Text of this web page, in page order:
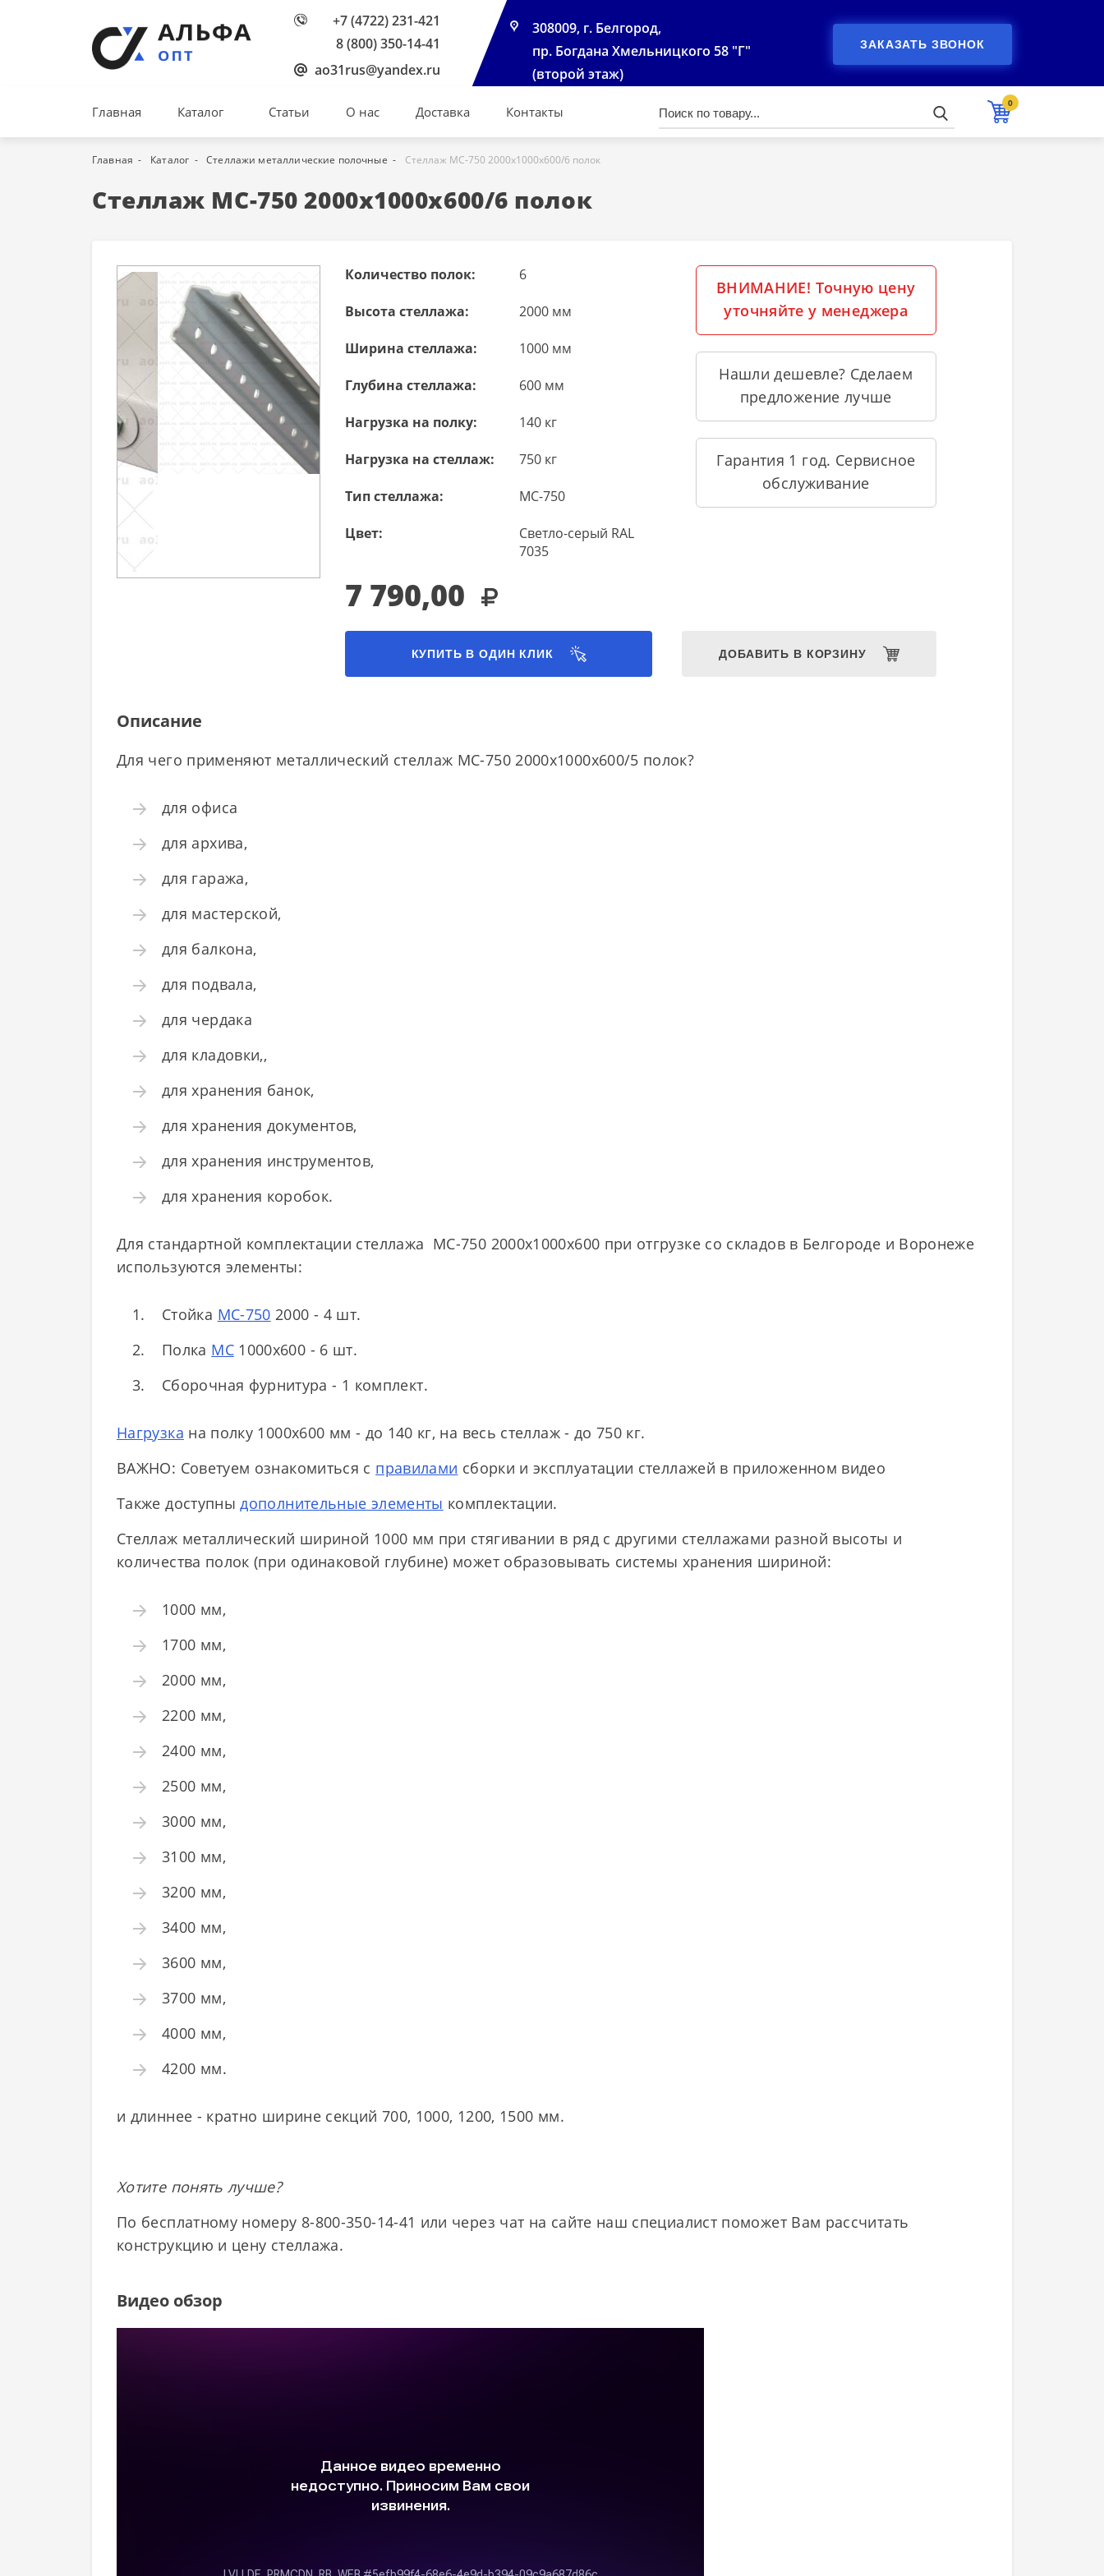
+7 (4722) 231-421
8 (800) 350-14-41
ao31rus@yandex.ru
308009, г. Белгород,
пр. Богдана Хмельницкого 58 "Г"
(второй этаж)
ЗАКАЗАТЬ ЗВОНОК
Главная Каталог Статьи О нас Доставка Контакты
0
Главная Каталог Стеллажи металлические полочные Стеллаж МС-750 2000х1000х600/6 полок
Стеллаж МС-750 2000х1000х600/6 полок
Количество полок: 6
Высота стеллажа: 2000 мм
Ширина стеллажа: 1000 мм
Глубина стеллажа: 600 мм
Нагрузка на полку: 140 кг
Нагрузка на стеллаж: 750 кг
Тип стеллажа: МС-750
Цвет:
Светло-серый RAL
7035
7 790,00
ВНИМАНИЕ! Точную цену
уточняйте у менеджера
Нашли дешевле? Сделаем
предложение лучше
Гарантия 1 год. Сервисное
обслуживание
КУПИТЬ В ОДИН КЛИК ДОБАВИТЬ В КОРЗИНУ
Описание
Для чего применяют металлический стеллаж МС-750 2000х1000х600/5 полок?
для офиса
для архива,
для гаража,
для мастерской,
для балкона,
для подвала,
для чердака
для кладовки,,
для хранения банок,
для хранения документов,
для хранения инструментов,
для хранения коробок.
Для стандартной комплектации стеллажа МС-750 2000х1000х600 при отгрузке со складов в Белгороде и Воронеже
используются элементы:
Стойка МС-750 2000 - 4 шт.
Полка МС1000х600 - 6 шт.
Сборочная фурнитура - 1 комплект.
Нагрузка на полку 1000х600 мм - до 140 кг, на весь стеллаж - до 750 кг.
ВАЖНО: Советуем ознакомиться с правилами сборки и эксплуатации стеллажей в приложенном видео
Также доступныдополнительные элементы комплектации.
Стеллаж металлический шириной 1000 мм при стягивании в ряд с другими стеллажами разной высоты и
количества полок (при одинаковой глубине) может образовывать системы хранения шириной:
1000 мм,
1700 мм,
2000 мм,
2200 мм,
2400 мм,
2500 мм,
3000 мм,
3100 мм,
3200 мм,
3400 мм,
3600 мм,
3700 мм,
4000 мм,
4200 мм.
и длиннее - кратно ширине секций 700, 1000, 1200, 1500 мм.
Хотите понять лучше?
По бесплатному номеру 8-800-350-14-41 или через чат на сайте наш специалист поможет Вам рассчитать
конструкцию и цену стеллажа.
Видео обзор